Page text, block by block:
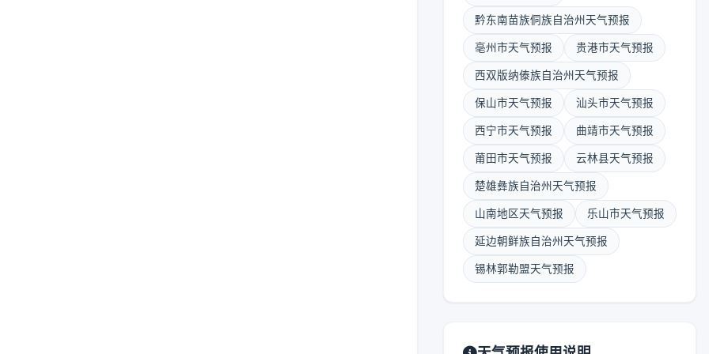
黔东南苗族侗族自治州天气预报
亳州市天气预报 贵港市天气预报
西双版纳傣族自治州天气预报
保山市天气预报 汕头市天气预报
西宁市天气预报 曲靖市天气预报
莆田市天气预报 云林县天气预报
楚雄彝族自治州天气预报
山南地区天气预报 乐山市天气预报
延边朝鲜族自治州天气预报
锡林郭勒盟天气预报